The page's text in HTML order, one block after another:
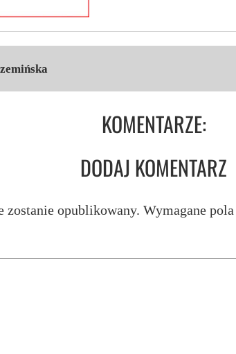
KOMENTARZE:
DODAJ KOMENTARZ
zostanie opublikowany. Wymagane